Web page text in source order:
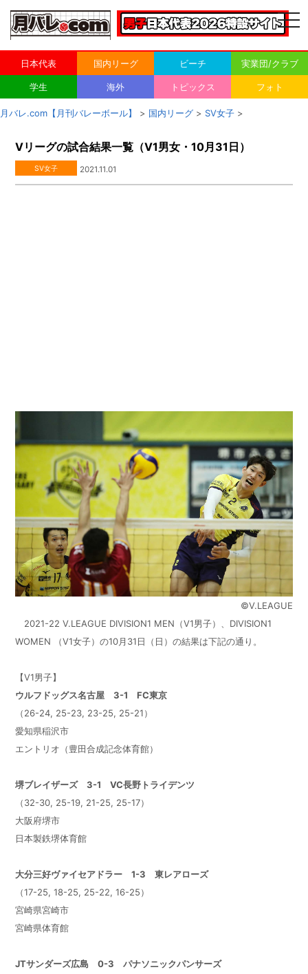
日本代表 国内リーグ ビーチ 実業団/クラブ
学生 海外 トピックス フォト
月バレ.com【月刊バレーボール】 > 国内リーグ > SV女子 >
Vリーグの試合結果一覧（V1男女・10月31日）
SV女子 2021.11.01
©︎V.LEAGUE
2021-22 V.LEAGUE DIVISION1 MEN（V1男子）、DIVISION1
WOMEN （V1女子）の10月31日（日）の結果は下記の通り。
【V1男子】
ウルフドッグス名古屋 3-1 FC東京
（26-24, 25-23, 23-25, 25-21）
愛知県稲沢市
エントリオ（豊田合成記念体育館）
堺ブレイザーズ 3-1 VC長野トライデンツ
（32-30, 25-19, 21-25, 25-17）
大阪府堺市
日本製鉄堺体育館
大分三好ヴァイセアドラー 1-3 東レアローズ
（17-25, 18-25, 25-22, 16-25）
宮崎県宮崎市
宮崎県体育館
JTサンダーズ広島 0-3 パナソニックパンサーズ